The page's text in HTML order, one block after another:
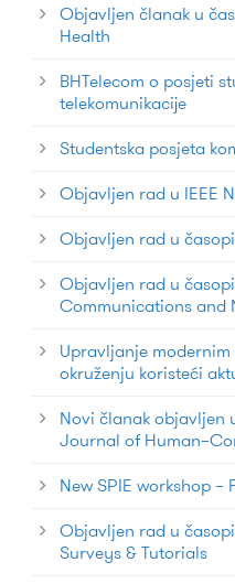
Objavljen članak u
Health
BHTelecom o posjeti
telekomunikacije
Studentska posjeta
Objavljen rad u IEEE
Objavljen rad u
Objavljen rad u
Communications and
Upravljanje
okruženju koristeći
Novi članak objavljen
Journal of
New SPIE workshop
Objavljen rad u
Surveys & Tutorials